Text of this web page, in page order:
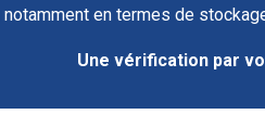
en termes de
Une vérification par